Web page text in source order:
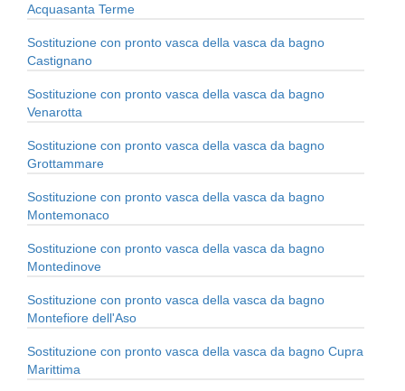
Acquasanta Terme
Sostituzione con pronto vasca della vasca da bagno
Castignano
Sostituzione con pronto vasca della vasca da bagno
Venarotta
Sostituzione con pronto vasca della vasca da bagno
Grottammare
Sostituzione con pronto vasca della vasca da bagno
Montemonaco
Sostituzione con pronto vasca della vasca da bagno
Montedinove
Sostituzione con pronto vasca della vasca da bagno
Montefiore dell'Aso
Sostituzione con pronto vasca della vasca da bagno Cupra
Marittima